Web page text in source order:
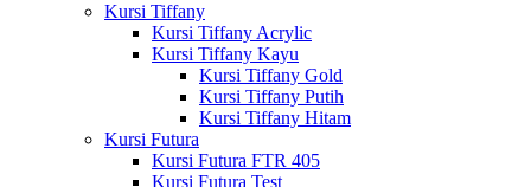
Kursi Tiffany
Kursi Tiffany Acrylic
Kursi Tiffany Kayu
Kursi Tiffany Gold
Kursi Tiffany Putih
Kursi Tiffany Hitam
Kursi Futura
Kursi Futura FTR 405
Kursi Futura Test